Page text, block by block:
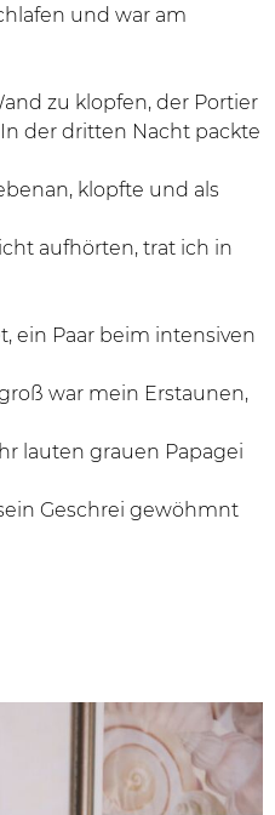
und war am
zu klopfen, der Portier
der dritten Nacht packte
klopfte und als
aufhörten, trat ich in
ein Paar beim intensiven
war mein Erstaunen,
lauten grauen Papagei
Geschrei gewöhmnt